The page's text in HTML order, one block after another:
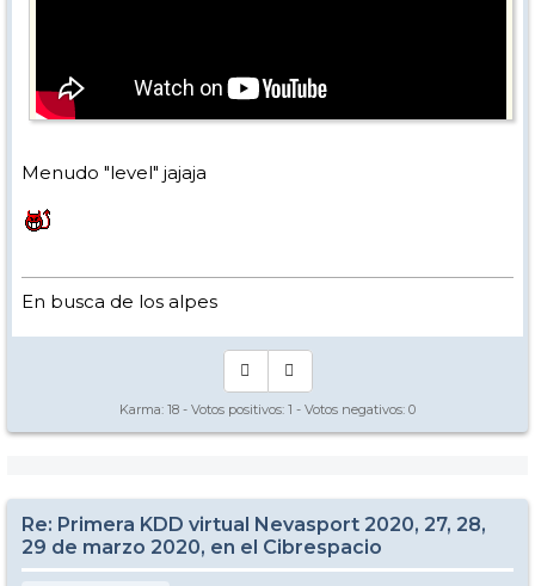
Menudo "level" jajaja
En busca de los alpes
Karma: 18 - Votos positivos: 1 - Votos negativos: 0
Re: Primera KDD virtual Nevasport 2020, 27, 28,
29 de marzo 2020, en el Cibrespacio